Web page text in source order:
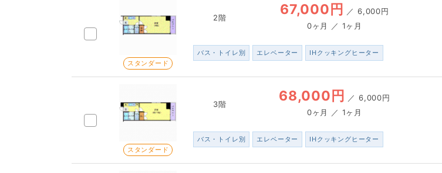
スタンダード
2階 67,000円 ／6,000円
0ヶ月 ／ 1ヶ月
バス・トイレ別 エレベーター IHクッキングヒーター
スタンダード
3階 68,000円 ／6,000円
0ヶ月 ／ 1ヶ月
バス・トイレ別 エレベーター IHクッキングヒーター